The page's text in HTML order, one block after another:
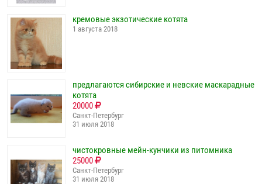
кремовые экзотические котята
1 августа 2018
предлагаются сибирские и невские маскарадные
котята
20000
Санкт-Петербург
31 июля 2018
чистокровные мейн-кунчики из питомника
25000
Санкт-Петербург
31 июля 2018